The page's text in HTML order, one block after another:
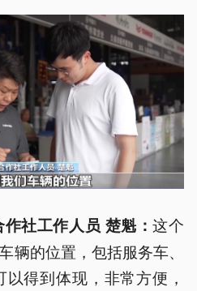
社工作人员 楚魁 ：这个
辆的位置，包括服务车、
得到体现，非常方便，